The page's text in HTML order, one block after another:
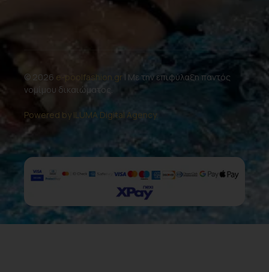
© 2026 e-poolfashion.gr | Με την επιφύλαξη παντός
νομίμου δικαιώματος.
Powered by ILUMA Digital Agency.